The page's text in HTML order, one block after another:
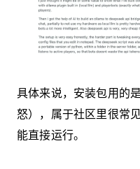
具体来说，安装包用的
怒），属于社区里很常
能直接运行。